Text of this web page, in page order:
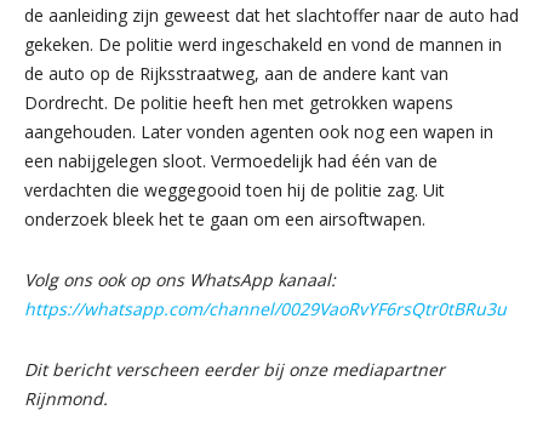
de aanleiding zijn geweest dat het slachtoffer naar de auto had
gekeken. De politie werd ingeschakeld en vond de mannen in
de auto op de Rijksstraatweg, aan de andere kant van
Dordrecht. De politie heeft hen met getrokken wapens
aangehouden. Later vonden agenten ook nog een wapen in
een nabijgelegen sloot. Vermoedelijk had één van de
verdachten die weggegooid toen hij de politie zag. Uit
onderzoek bleek het te gaan om een airsoftwapen.
Volg ons ook op ons WhatsApp kanaal:
https://whatsapp.com/channel/0029VaoRvYF6rsQtr0tBRu3u
Dit bericht verscheen eerder bij onze mediapartner
Rijnmond.